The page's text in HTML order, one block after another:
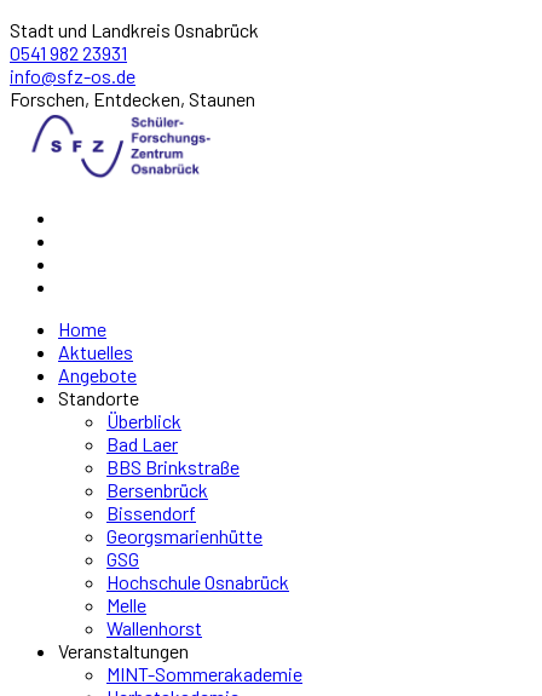
Stadt und Landkreis Osnabrück
0541 982 23931
info@sfz-os.de
Forschen, Entdecken, Staunen
Home
Aktuelles
Angebote
Standorte
Überblick
Bad Laer
BBS Brinkstraße
Bersenbrück
Bissendorf
Georgsmarienhütte
GSG
Hochschule Osnabrück
Melle
Wallenhorst
Veranstaltungen
MINT-Sommerakademie